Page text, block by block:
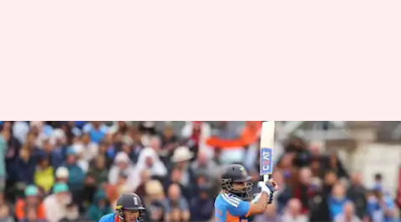
श्रेयस अय्यर ने इंग्लैंड के खिलाफ मिली
हार को बताया बेहद खराब, जानिए
क्या कहा